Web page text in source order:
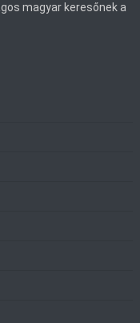
magyar keresőnek a